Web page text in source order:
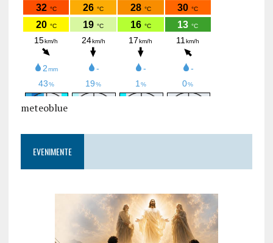
meteoblue
EVENIMENTE